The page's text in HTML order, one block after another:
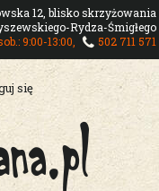
12, blisko skrzyżowania
Rydza-Śmigłego
9:00-13:00,
502 711 571
się